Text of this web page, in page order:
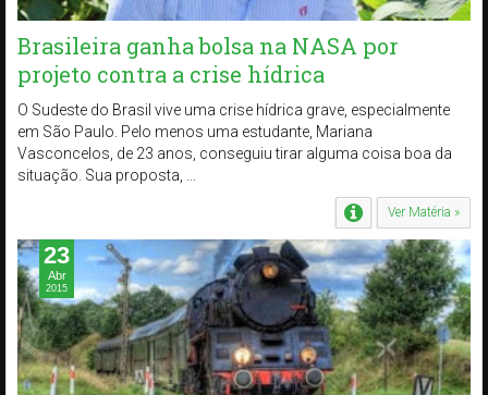
Brasileira ganha bolsa na NASA por
projeto contra a crise hídrica
O Sudeste do Brasil vive uma crise hídrica grave, especialmente
em São Paulo. Pelo menos uma estudante, Mariana
Vasconcelos, de 23 anos, conseguiu tirar alguma coisa boa da
situação. Sua proposta, ...
Ver Matéria »
23
Abr
2015